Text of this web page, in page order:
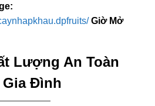
Giờ Mở
Lượng An Toàn
Gia Đình